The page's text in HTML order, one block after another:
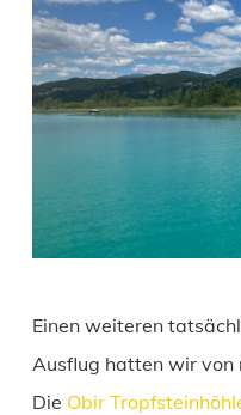
Einen weiteren
Ausflug hatten wir von
Die Obir